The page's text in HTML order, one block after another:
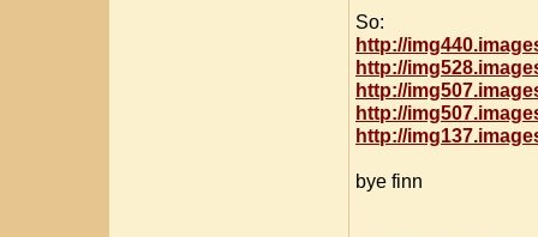
So:
http://
http://
http://
http://
http://
bye finn